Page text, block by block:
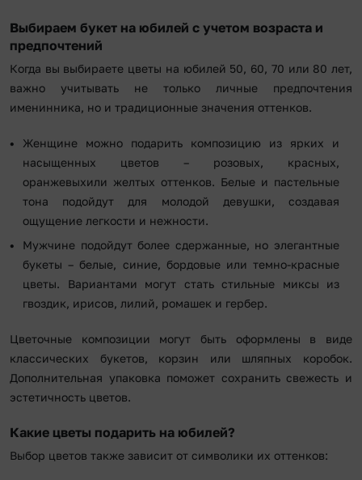
Выбираем букет на юбилей с учетом возраста и
предпочтений
Когда вы выбираете цветы на юбилей 50, 60, 70 или 80 лет,
важно учитывать не только личные предпочтения
именинника, но и традиционные значения оттенков.
Женщине можно подарить композицию из ярких и
насыщенных цветов – розовых, красных,
оранжевыхили желтых оттенков. Белые и пастельные
тона подойдут для молодой девушки, создавая
ощущение легкости и нежности.
Мужчине подойдут более сдержанные, но элегантные
букеты – белые, синие, бордовые или темно-красные
цветы. Вариантами могут стать стильные миксы из
гвоздик, ирисов, лилий, ромашек и гербер.
Цветочные композиции могут быть оформлены в виде
классических букетов, корзин или шляпных коробок.
Дополнительная упаковка поможет сохранить свежесть и
эстетичность цветов.
Какие цветы подарить на юбилей?
Выбор цветов также зависит от символики их оттенков: